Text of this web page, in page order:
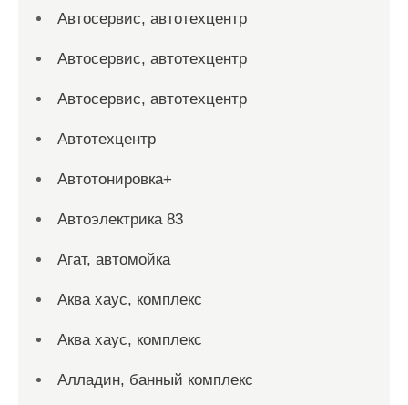
Автосервис, автотехцентр
Автосервис, автотехцентр
Автосервис, автотехцентр
Автотехцентр
Автотонировка+
Автоэлектрика 83
Агат, автомойка
Аква хаус, комплекс
Аква хаус, комплекс
Алладин, банный комплекс